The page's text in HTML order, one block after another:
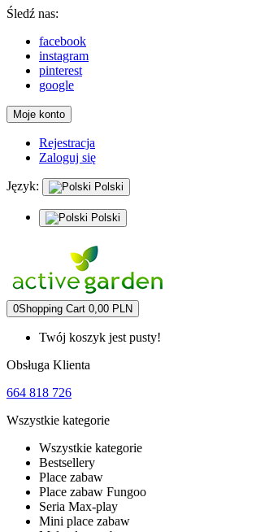
Śledź nas:
facebook
instagram
pinterest
google
Moje konto
Rejestracja
Zaloguj się
Język: Polski
Polski
0Shopping Cart 0,00 PLN
Twój koszyk jest pusty!
Obsługa Klienta
664 818 726
Wszystkie kategorie
Wszystkie kategorie
Bestsellery
Place zabaw
Place zabaw Fungoo
Seria Max-play
Mini place zabaw